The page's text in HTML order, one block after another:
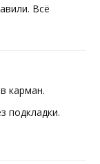
Всё
карман.
подкладки.